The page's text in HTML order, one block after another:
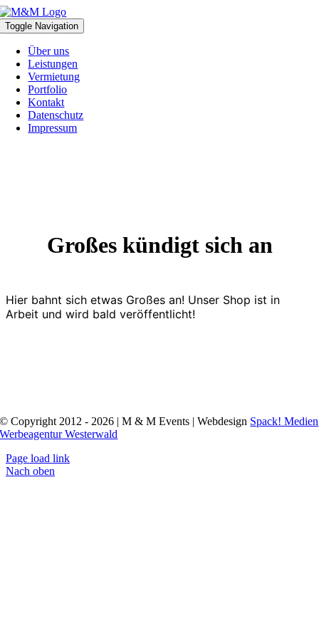
Zum
Inhalt
springen
Toggle Navigation
Über uns
Leistungen
Vermietung
Portfolio
Kontakt
Datenschutz
Impressum
Großes kündigt sich an
Hier bahnt sich etwas Großes an! Unser Shop ist in
Arbeit und wird bald veröffentlicht!
© Copyright 2012 - 2026 | M & M Events | Webdesign Spack! Medien
Werbeagentur Westerwald
Page load link
Nach oben